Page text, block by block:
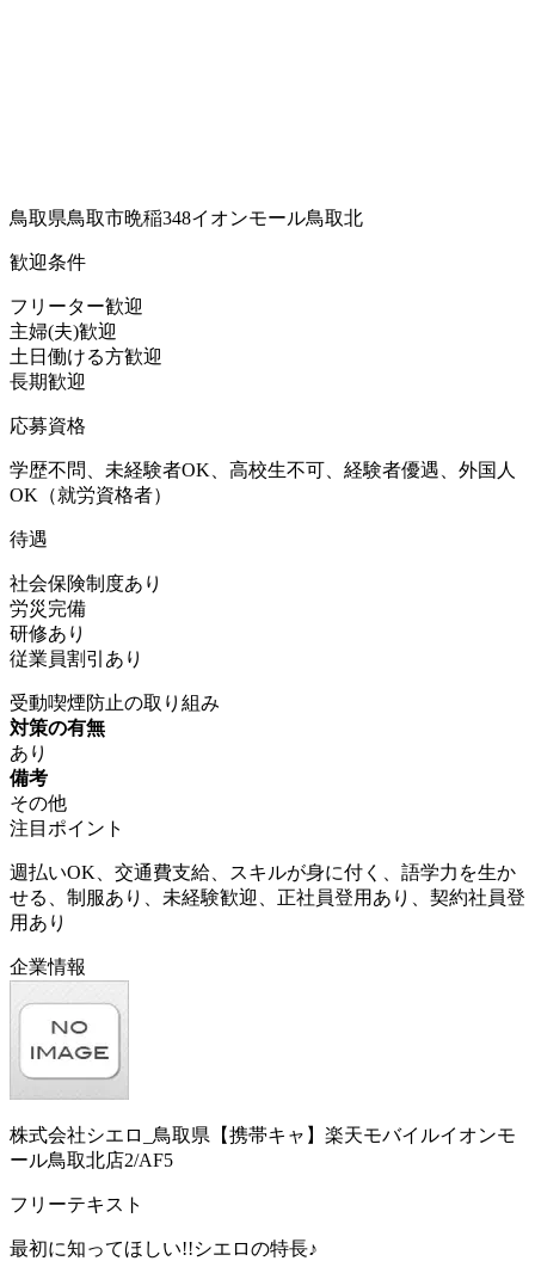
鳥取県鳥取市晩稲348イオンモール鳥取北
歓迎条件
フリーター歓迎
主婦(夫)歓迎
土日働ける方歓迎
長期歓迎
応募資格
学歴不問、未経験者OK、高校生不可、経験者優遇、外国人
OK（就労資格者）
待遇
社会保険制度あり
労災完備
研修あり
従業員割引あり
受動喫煙防止の取り組み
対策の有無
あり
備考
その他
注目ポイント
週払いOK、交通費支給、スキルが身に付く、語学力を生か
せる、制服あり、未経験歓迎、正社員登用あり、契約社員登
用あり
企業情報
株式会社シエロ_鳥取県【携帯キャ】楽天モバイルイオンモ
ール鳥取北店2/AF5
フリーテキスト
最初に知ってほしい!!シエロの特長♪